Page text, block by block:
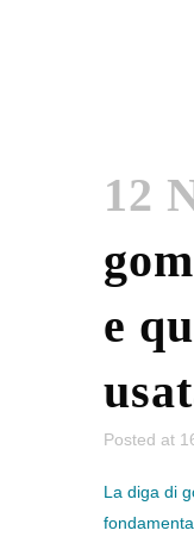
12
e
Posted at
La diga di